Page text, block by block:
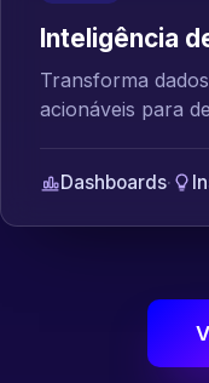
Inteligência
Transforma
acionáveis para
Dashboards·